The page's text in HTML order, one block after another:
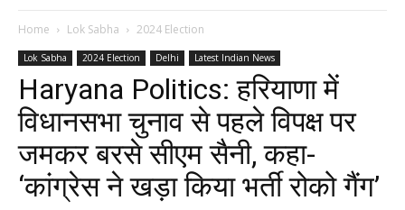
Home Lok Sabha 2024 Election
Lok Sabha 2024 Election Delhi Latest Indian News
Haryana Politics: हरियाणा में
विधानसभा चुनाव से पहले विपक्ष पर
जमकर बरसे सीएम सैनी, कहा-
‘कांग्रेस ने खड़ा किया भर्ती रोको गैंग’